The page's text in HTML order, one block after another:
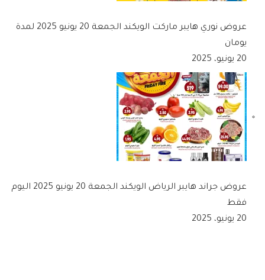
عروض نوري هايبر ماركت الويكند الجمعة 20 يونيو 2025 لمدة
يومان
20 يونيو، 2025
عروض جراند هايبر الرياض الويكند الجمعة 20 يونيو 2025 اليوم
فقط
20 يونيو، 2025